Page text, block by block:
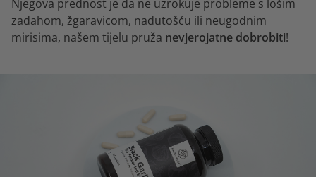
Njegova prednost je da ne uzrokuje probleme s lošim
zadahom, žgaravicom, nadutošću ili neugodnim
mirisima, našem tijelu pruža nevjerojatne dobrobiti!